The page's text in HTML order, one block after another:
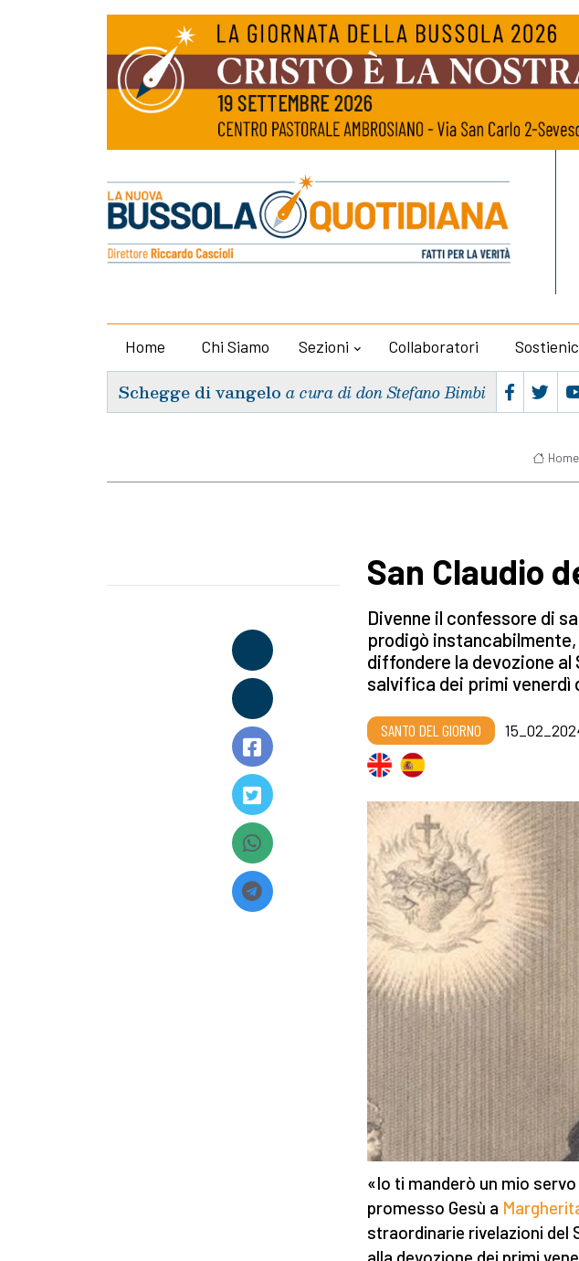
Home Chi Siamo Sezioni Collaboratori
Schegge di vangelo a cura di don Stefano Bimbi
Home
San Claudio
Divenne il confessore di
prodigò
diffondere la devozione al
salvifica dei primi venerdì
SANTO DEL GIORNO
«Io ti manderò un mio
promesso Gesù a
straordinarie rivelazioni del